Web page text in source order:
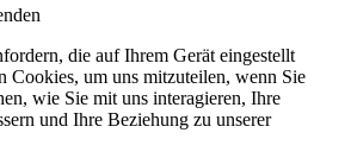
die auf Ihrem Gerät eingestellt
Cookies, um uns mitzuteilen, wenn Sie
wie Sie mit uns interagieren, Ihre
und Ihre Beziehung zu unserer